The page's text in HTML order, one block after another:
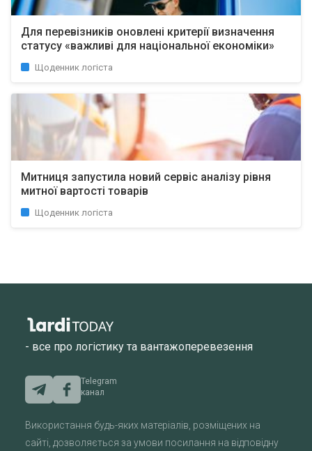
Для перевізників оновлені критерії визначення
статусу «важливі для національної економіки»
Щоденник логіста
Митниця запустила новий сервіс аналізу рівня
митної вартості товарів
Щоденник логіста
- все про логістику та вантажоперевезення
Telegram
канал
Використання будь-яких матеріалів, розміщених на
сайті, дозволяється за умови посилання на відповідну